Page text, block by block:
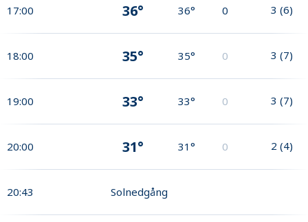
17:00 36° 36° 0 3 (6)
18:00 35° 35° 0 3 (7)
19:00 33° 33° 0 3 (7)
20:00 31° 31° 0 2 (4)
20:43 Solnedgång